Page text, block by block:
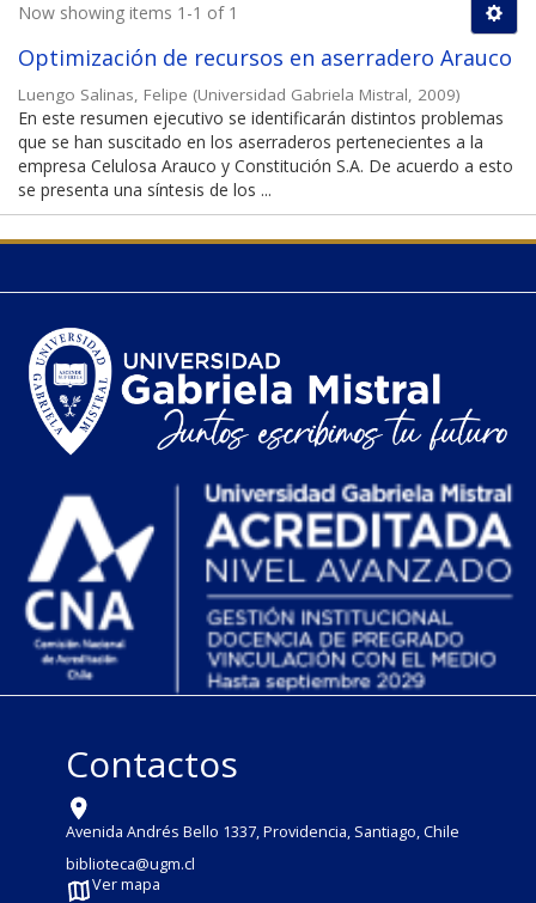
Now showing items 1-1 of 1
Optimización de recursos en aserradero Arauco
Luengo Salinas, Felipe (Universidad Gabriela Mistral, 2009)
En este resumen ejecutivo se identificarán distintos problemas
que se han suscitado en los aserraderos pertenecientes a la
empresa Celulosa Arauco y Constitución S.A. De acuerdo a esto
se presenta una síntesis de los ...
Contactos
Avenida Andrés Bello 1337, Providencia, Santiago, Chile
biblioteca@ugm.cl
Ver mapa